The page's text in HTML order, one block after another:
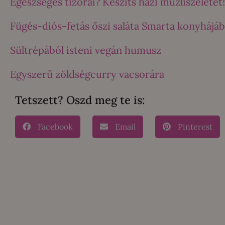
Fügés-diós-fetás őszi saláta Smarta
Sültrépából isteni vegán humusz
Egyszerű zöldségcurry vacsorára
Tetszett? Oszd meg te is:
Facebook Email Pinterest